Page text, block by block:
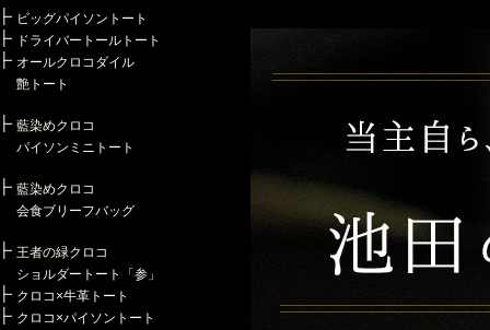
ビッグパイソントート
ドライバートールトート
オールクロコダイル
艶トート
藍染めクロコ
パイソンミニトート
藍染めクロコ
会食ブリーフバッグ
王者の緑クロコ
ショルダートート「参」
クロコ×牛革トート
クロコ×パイソントート